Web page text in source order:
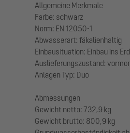
Allgemeine Merkmale
Farbe: schwarz
Norm: EN 12050-1
Abwasserart: fäkalienhaltig
Einbausituation: Einbau ins
Auslieferungszustand:
Anlagen Typ: Duo
Abmessungen
Gewicht netto: 732,9 kg
Gewicht brutto: 800,9 kg